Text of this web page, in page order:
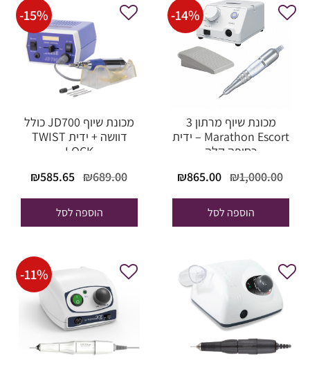
-14%
מכונת שיוף מרתון 3
Marathon Escort – ידית
כסופה קלה
₪1,000.00
המחיר
היה:
₪1,000.00.
₪865.00
הוספה לסל
-15%
מכונת שיוף JD700 כולל
דוושה + ידית TWIST
LOCK
₪689.00
המחיר
היה:
₪689.00.
₪585.65
הוספה לסל
-11%